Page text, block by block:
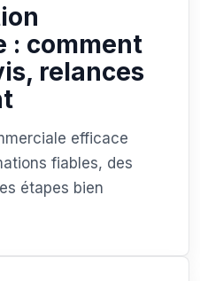
: comment
relances
efficace
fiables, des
étapes bien